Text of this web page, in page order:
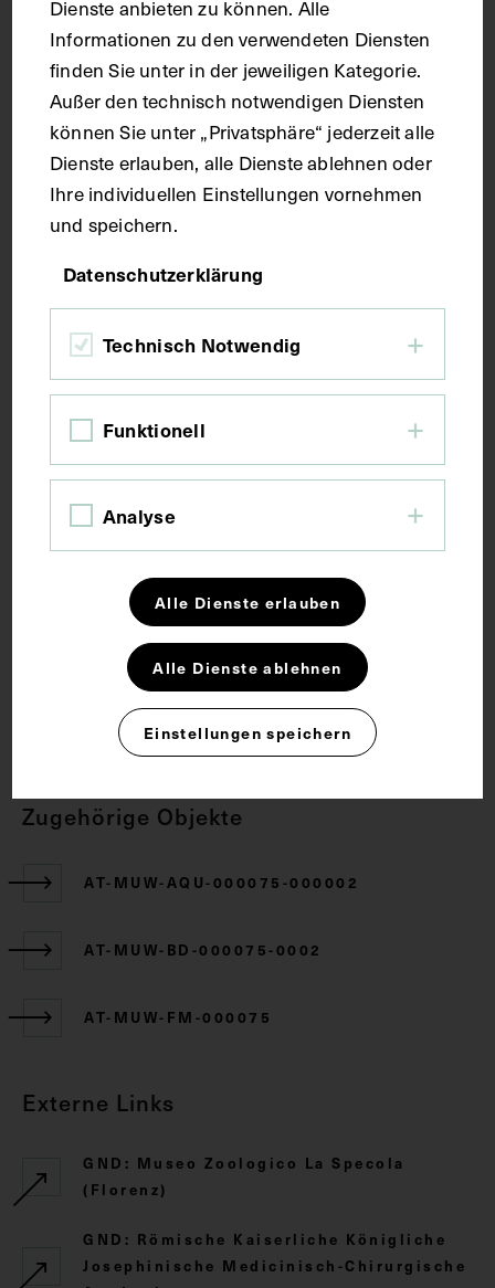
Maße
Seitenblatt 37,5 x 26,7 cm
Kurzbeschreibung
Der Text ist die ergänzende Beschreibung in
italienischer Sprache zum anatomischen
Schlagwörter
Anatomie Lehrmittel
CC BY-NC-SA 4.0
Zugehörige Objekte
AT-MUW-AQU-000075-000002
AT-MUW-BD-000075-0002
AT-MUW-FM-000075
Externe Links
GND: Museo Zoologico La Specola
(Florenz)
GND: Römische Kaiserliche Königliche
Josephinische Medicinisch-Chirurgische
Dienste anbieten zu können. Alle
Informationen zu den verwendeten Diensten
finden Sie unter in der jeweiligen Kategorie.
Außer den technisch notwendigen Diensten
können Sie unter „Privatsphäre“ jederzeit alle
Dienste erlauben, alle Dienste ablehnen oder
Ihre individuellen Einstellungen vornehmen
und speichern.
Datenschutzerklärung
Technisch Notwendig
Funktionell
Analyse
Alle Dienste erlauben
Alle Dienste ablehnen
Einstellungen speichern